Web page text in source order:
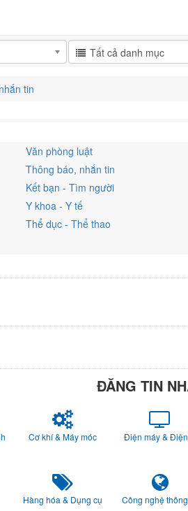
Tất cả danh mục
tin
Văn phòng luật
Thông báo, nhắn tin
Kết bạn - Tìm người
Y khoa - Y tế
Thể dục - Thể thao
ĐĂNG TIN
Cơ khí & Máy móc Điện máy &
Hàng hóa & Dụng cụ Công nghệ